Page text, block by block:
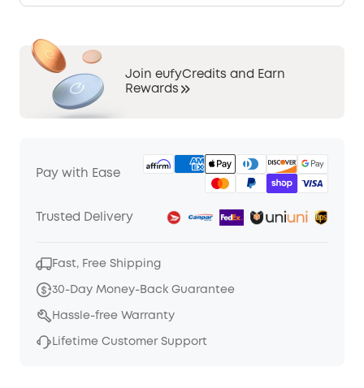
Join eufyCredits and Earn
Rewards
Pay with Ease
Trusted Delivery
Fast, Free Shipping
30-Day Money-Back Guarantee
Hassle-free Warranty
Lifetime Customer Support